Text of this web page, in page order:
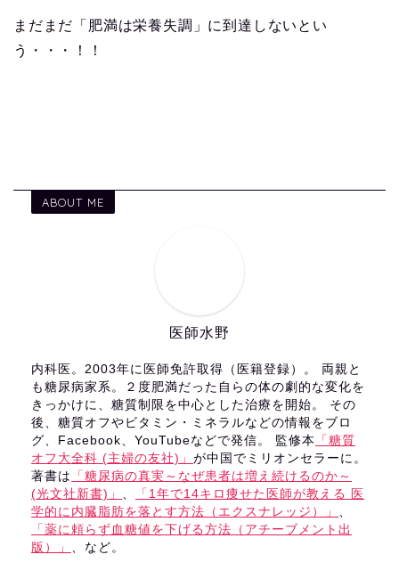
まだまだ「肥満は栄養失調」に到達しないとい
う・・・！！
ABOUT ME
医師水野
内科医。2003年に医師免許取得（医籍登録）。 両親と
も糖尿病家系。２度肥満だった自らの体の劇的な変化を
きっかけに、糖質制限を中心とした治療を開始。 その
後、糖質オフやビタミン・ミネラルなどの情報をブロ
グ、Facebook、YouTubeなどで発信。 監修本
「糖質
オフ大全科 (主婦の友社)」 が中国でミリオンセラーに。
著書は
「糖尿病の真実～なぜ患者は増え続けるのか～
(光文社新書)」 、
「1年で14キロ痩せた医師が教える 医
学的に内臓脂肪を落とす方法（エクスナレッジ）」 、
「薬に頼らず血糖値を下げる方法（アチーブメント出
版）」 、など。